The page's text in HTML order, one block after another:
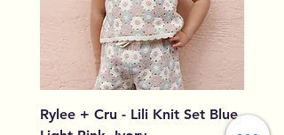
Rylee + Cru - Lili Knit Set Blue,